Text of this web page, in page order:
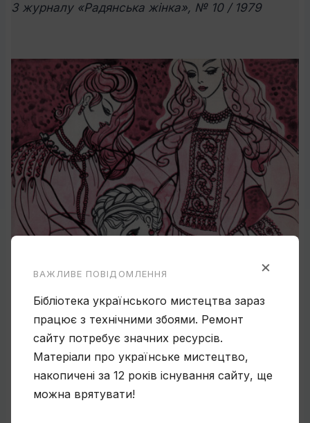
З журналу «Радянська жінка», № 10 / 1979
×
ВАЖЛИВЕ ПОВІДОМЛЕННЯ
Бібліотека українського мистецтва зараз
працює з технічними збоями. Ремонт
сайту потребує значних ресурсів.
Матеріали про українське мистецтво,
накопичені за 12 років існування сайту, ще
можна врятувати!